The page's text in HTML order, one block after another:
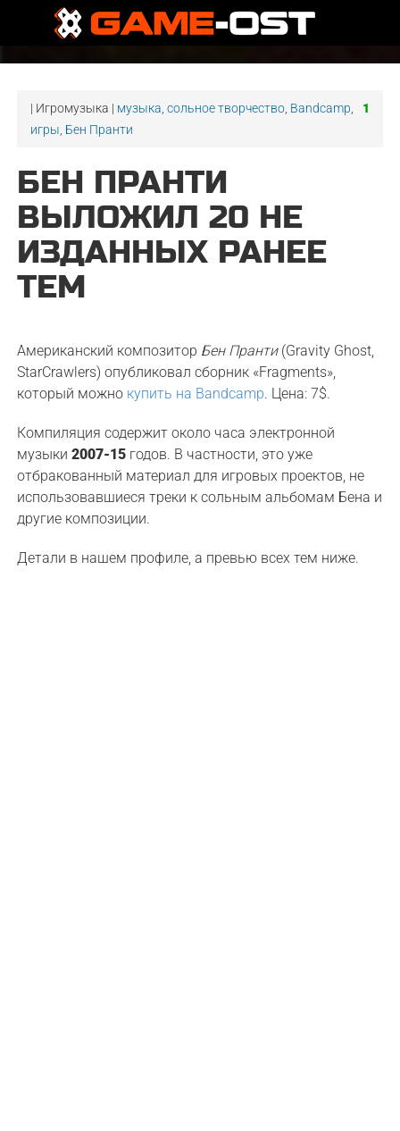
1
| Игромузыка | музыка ,сольное творчество Bandcamp
игры Бен Пранти
БЕН ПРАНТИ
ВЫЛОЖИЛ 20 НЕ
ИЗДАННЫХ РАНЕЕ
ТЕМ
Американский композитор Бен Пранти(Gravity Ghost,
StarCrawlers) опубликовал сборник «Fragments»,
который можно купить на Bandcamp. Цена: 7$.
Компиляция содержит около часа электронной
музыки2007-15 годов. В частности, это уже
отбракованный материал для игровых проектов, не
использовавшиеся треки к сольным альбомам Бена и
другие композиции.
Детали в нашем профиле, а превью всех тем ниже.